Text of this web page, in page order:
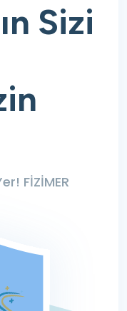
Sizi
FİZİMER